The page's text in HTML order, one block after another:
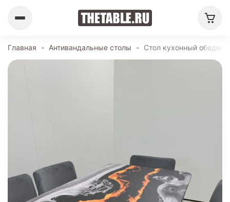
Главная - Антивандальные столы - Стол кухонный